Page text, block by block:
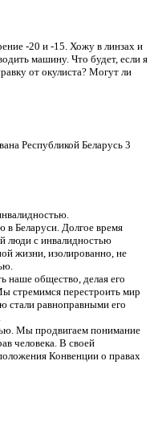
-20 и -15. Хожу в линзах и
машину. Что будет, если я
от окулиста? Могут ли
Республикой Беларусь 3
Беларуси. Долгое время
люди с инвалидностью
жизни, изолированно, не
наше общество, делая его
стремимся перестроить мир
стали равноправными его
Мы продвигаем понимание
человека. В своей
Конвенции о правах